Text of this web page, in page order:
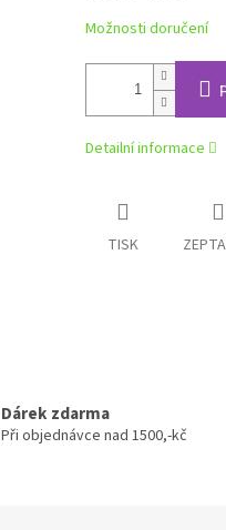
Měrná
cena:
Možnosti doručení
Detailní informace
TISK
Dárek zdarma
Při objednávce nad 1500,-kč